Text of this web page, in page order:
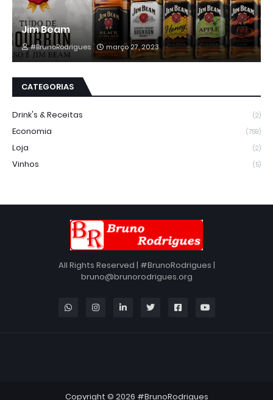
Jim Beam
#BrunoRodrigues março 27, 2023
CATEGORIAS
Drink's & Receitas (2)
Economia (759)
Loja (2)
Vinhos (5)
All Rights Reserved | #BrunoRodrigues |
bruno@brunorodrigues.org
Copyright © 2026 #BrunoRodrigues